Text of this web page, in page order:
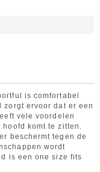
is comfortabel
ervoor dat er een
vele voordelen
komt te zitten.
beschermt tegen de
wordt
is een one size fits